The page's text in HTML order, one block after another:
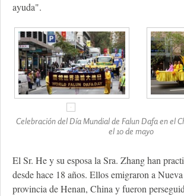
ayuda".
Celebración del Día Mundial de Falun Dafa en el
el 10 de mayo
El Sr. He y su esposa la Sra. Zhang han
desde hace 18 años. Ellos emigraron a
provincia de Henan, China y fueron